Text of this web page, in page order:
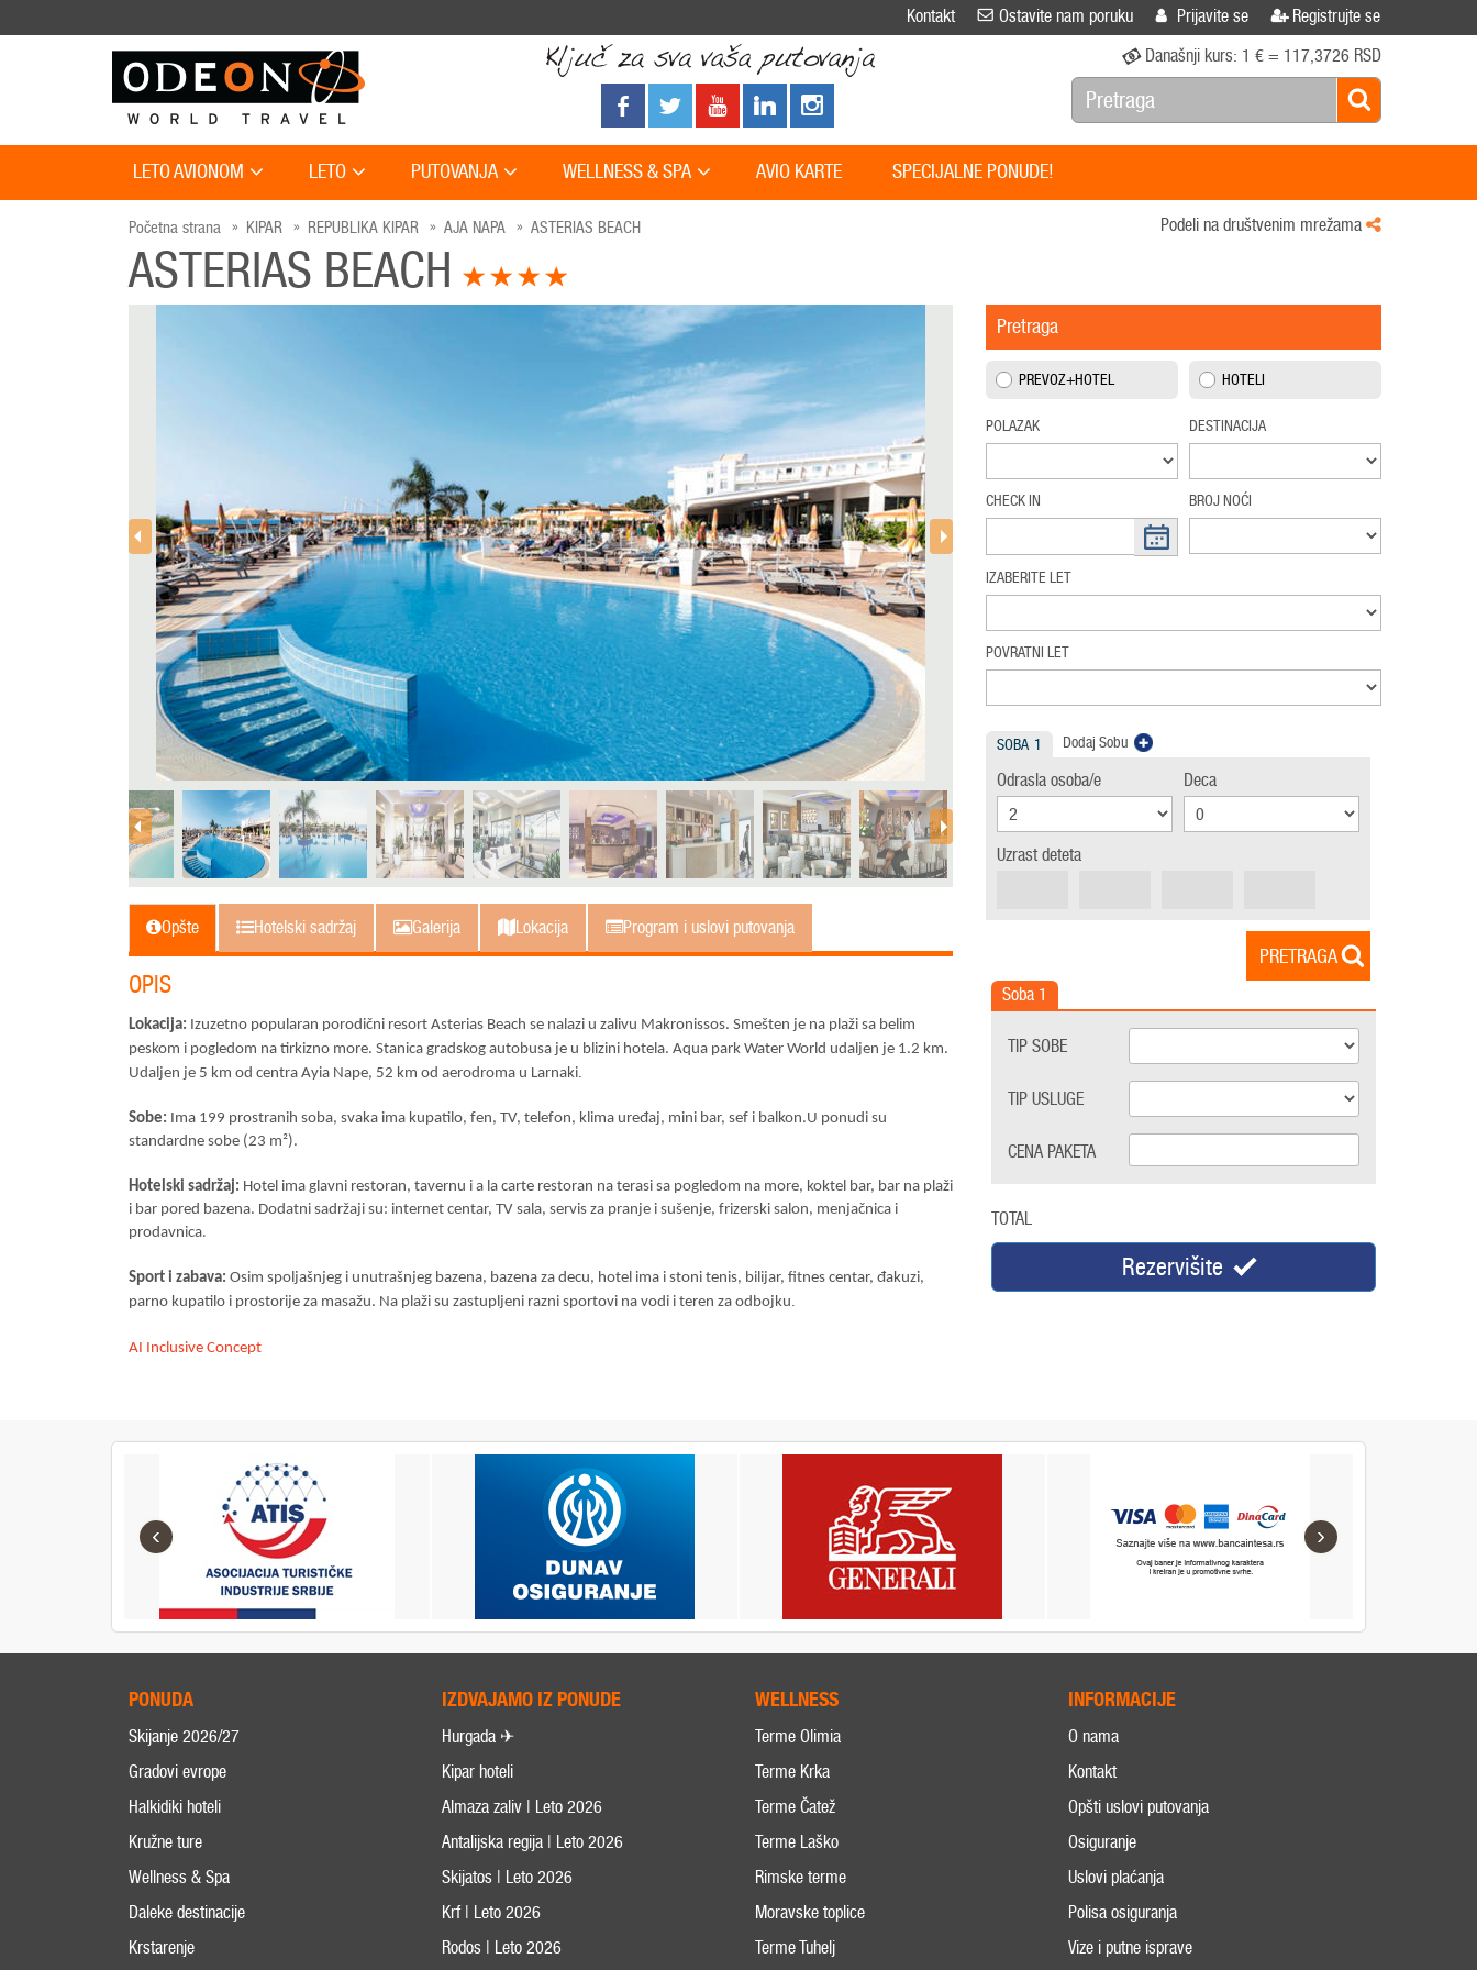
Kontakt Ostavite nam poruku Prijavite se Registrujte se
LETO AVIONOM LETO PUTOVANJA WELLNESS & SPA AVIO KARTE SPECIJALNE PONUDE!
Današnji kurs: 1 € = 117,3726 RSD
Početna strana KIPAR REPUBLIKA KIPAR AJA NAPA ASTERIAS BEACH Podeli na društvenim mrežama
ASTERIAS BEACH
Opšte Hotelski sadržaj Galerija Lokacija Program i uslovi putovanja
OPIS
Lokacija: Izuzetno popularan porodični resort Asterias Beach se nalazi u zalivu Makronissos. Smešten je na plaži sa belim
peskom i pogledom na tirkizno more. Stanica gradskog autobusa je u blizini hotela. Aqua park Water World udaljen je 1.2 km.
Udaljen je 5 km od centra Ayia Nape, 52 km od aerodroma u Larnaki.
Sobe: Ima 199 prostranih soba, svaka ima kupatilo, fen, TV, telefon, klima uređaj, mini bar, sef i balkon.U ponudi su
standardne sobe (23 m²).
Hotelski sadržaj: Hotel ima glavni restoran, tavernu i a la carte restoran na terasi sa pogledom na more, koktel bar, bar na plaži
i bar pored bazena. Dodatni sadržaji su: internet centar, TV sala, servis za pranje i sušenje, frizerski salon, menjačnica i
prodavnica.
Sport i zabava: Osim spoljašnjeg i unutrašnjeg bazena, bazena za decu, hotel ima i stoni tenis, bilijar, fitnes centar, đakuzi,
parno kupatilo i prostorije za masažu. Na plaži su zastupljeni razni sportovi na vodi i teren za odbojku.
AI Inclusive Concept
Pretraga
PREVOZ+HOTEL HOTELI
POLAZAK DESTINACIJA
CHECK IN BROJ NOĆI
IZABERITE LET
POVRATNI LET
SOBA 1 Dodaj Sobu
Odrasla osoba/e Deca
Uzrast deteta
PRETRAGA
Soba 1
TIP SOBE
TIP USLUGE
CENA PAKETA
TOTAL
Rezervišite
‹ ›
PONUDA
Skijanje 2026/27
Gradovi evrope
Halkidiki hoteli
Kružne ture
Wellness & Spa
Daleke destinacije
Krstarenje
IZDVAJAMO IZ PONUDE
Hurgada ✈
Kipar hoteli
Almaza zaliv | Leto 2026
Antalijska regija | Leto 2026
Skijatos | Leto 2026
Krf | Leto 2026
Rodos | Leto 2026
WELLNESS
Terme Olimia
Terme Krka
Terme Čatež
Terme Laško
Rimske terme
Moravske toplice
Terme Tuhelj
INFORMACIJE
O nama
Kontakt
Opšti uslovi putovanja
Osiguranje
Uslovi plaćanja
Polisa osiguranja
Vize i putne isprave